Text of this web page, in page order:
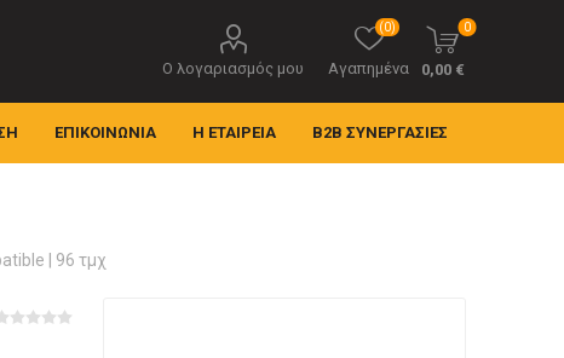
Ο λογαριασμός μου Αγαπημένα
(0) 0
0,00 €
ΕΠΙΚΟΙΝΩΝΊΑ Η ΕΤΑΙΡΕΊΑ B2B ΣΥΝΕΡΓΑΣΊΕΣ
| 96 τμχ